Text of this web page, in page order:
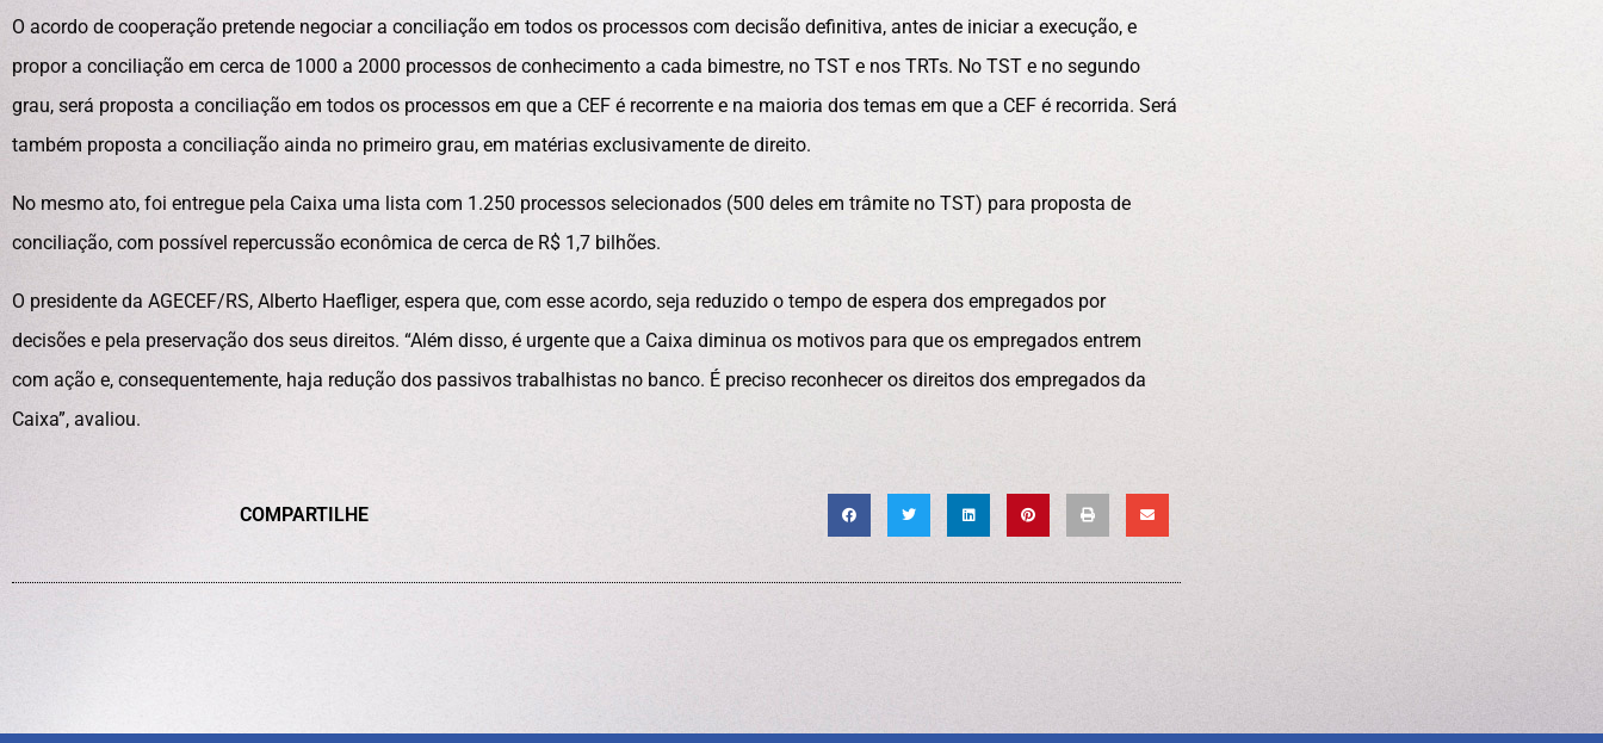
O acordo de cooperação pretende negociar a conciliação em todos os processos com decisão definitiva, antes de iniciar a execução, e
propor a conciliação em cerca de 1000 a 2000 processos de conhecimento a cada bimestre, no TST e nos TRTs. No TST e no segundo
grau, será proposta a conciliação em todos os processos em que a CEF é recorrente e na maioria dos temas em que a CEF é recorrida. Será
também proposta a conciliação ainda no primeiro grau, em matérias exclusivamente de direito.
No mesmo ato, foi entregue pela Caixa uma lista com 1.250 processos selecionados (500 deles em trâmite no TST) para proposta de
conciliação, com possível repercussão econômica de cerca de R$ 1,7 bilhões.
O presidente da AGECEF/RS, Alberto Haefliger, espera que, com esse acordo, seja reduzido o tempo de espera dos empregados por
decisões e pela preservação dos seus direitos. “Além disso, é urgente que a Caixa diminua os motivos para que os empregados entrem
com ação e, consequentemente, haja redução dos passivos trabalhistas no banco. É preciso reconhecer os direitos dos empregados da
Caixa”, avaliou.
COMPARTILHE